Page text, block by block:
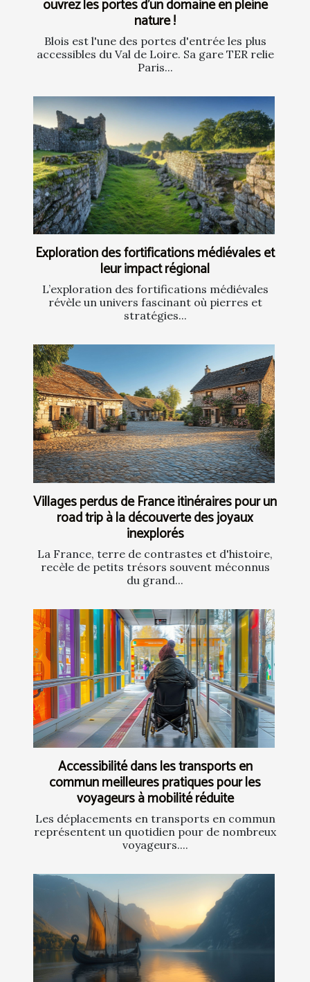
ouvrez les portes d’un domaine en pleine
nature !
Blois est l'une des portes d'entrée les plus
accessibles du Val de Loire. Sa gare TER relie
Paris...
Exploration des fortifications médiévales et
leur impact régional
L’exploration des fortifications médiévales
révèle un univers fascinant où pierres et
stratégies...
Villages perdus de France itinéraires pour un
road trip à la découverte des joyaux
inexplorés
La France, terre de contrastes et d'histoire,
recèle de petits trésors souvent méconnus
du grand...
Accessibilité dans les transports en
commun meilleures pratiques pour les
voyageurs à mobilité réduite
Les déplacements en transports en commun
représentent un quotidien pour de nombreux
voyageurs....